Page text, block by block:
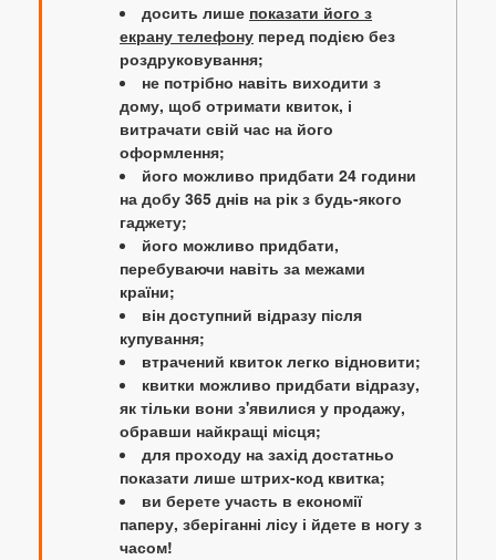
досить лише показати його з
екрану телефону перед подією без
роздруковування;
не потрібно навіть виходити з
дому, щоб отримати квиток, і
витрачати свій час на його
оформлення;
його можливо придбати 24 години
на добу 365 днів на рік з будь-якого
гаджету;
його можливо придбати,
перебуваючи навіть за межами
країни;
він доступний відразу після
купування;
втрачений квиток легко відновити;
квитки можливо придбати відразу,
як тільки вони з'явилися у продажу,
обравши найкращі місця;
для проходу на захід достатньо
показати лише штрих-код квитка;
ви берете участь в економії
паперу, зберіганні лісу і йдете в ногу з
часом!